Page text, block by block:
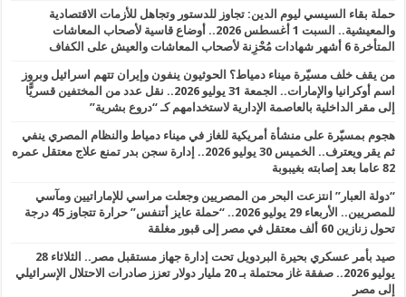
حملة بقاء السيسي ليوم الدين: تجاوز للدستور وتجاهل للأزمات الاقتصادية
والمعيشية.. السبت 1 أغسطس 2026.. أوضاع قاسية لأصحاب المعاشات
المتأخرة 6 أشهر شهادات مُحْزِنة لأصحاب المعاشات والعيش على الكفاف
من يقف خلف مسيّرة ميناء دمياط؟ الحوثيون ينفون وإيران تتهم اسرائيل وبروز
اسم أوكرانيا والإمارات.. الجمعة 31 يوليو 2026.. نقل عدد من المختفين قسريًّا
إلى مقر الداخلية بالعاصمة الإدارية لاستخدامهم كـ “دروع بشرية”
هجوم بمسيّرة على منشأة أمريكية للغاز في ميناء دمياط والنظام المصري ينفي
ثم يقر ويعترف.. الخميس 30 يوليو 2026.. إدارة سجن بدر تمنع علاج معتقل عمره
82 عاما بعد إصابته بغيبوبة
“دولة العبار” انتزعت البحر من المصريين وجعلت مراسي للإماراتيين ومآسي
للمصريين.. الأربعاء 29 يوليو 2026.. “حملة عايز أتنفس” حرارة تتجاوز 45 درجة
تحول زنازين 60 ألف معتقل في مصر إلى قبور مغلقة
صيد بأمر عسكري بحيرة البردويل تحت إدارة جهاز مستقبل مصر.. الثلاثاء 28
يوليو 2026.. صفقة غاز محتملة بـ 20 مليار دولار تعزز صادرات الاحتلال الإسرائيلي
إلى مصر